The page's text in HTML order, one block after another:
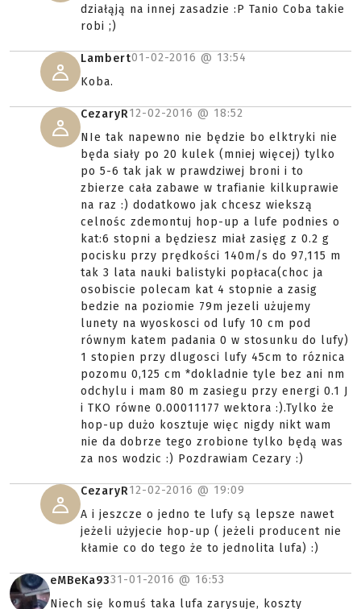
działąją na innej zasadzie :P Tanio Coba takie
robi ;)
Lambert01-02-2016 @ 13:54
Koba.
CezaryR12-02-2016 @ 18:52
NIe tak napewno nie będzie bo elktryki nie
będa siały po 20 kulek (mniej więcej) tylko
po 5-6 tak jak w prawdziwej broni i to
zbierze cała zabawe w trafianie kilkuprawie
na raz :) dodatkowo jak chcesz wiekszą
celnośc zdemontuj hop-up a lufe podnies o
kat:6 stopni a będziesz miał zasięg z 0.2 g
pocisku przy prędkości 140m/s do 97,115 m
tak 3 lata nauki balistyki popłaca(choc ja
osobiscie polecam kat 4 stopnie a zasig
bedzie na poziomie 79m jezeli użujemy
lunety na wyoskosci od lufy 10 cm pod
równym katem padania 0 w stosunku do lufy)
1 stopien przy dlugosci lufy 45cm to róznica
pozomu 0,125 cm *dokladnie tyle bez ani nm
odchylu i mam 80 m zasiegu przy energi 0.1 J
i TKO równe 0.00011177 wektora :).Tylko że
hop-up dużo kosztuje więc nigdy nikt wam
nie da dobrze tego zrobione tylko będą was
za nos wodzic :) Pozdrawiam Cezary :)
CezaryR12-02-2016 @ 19:09
A i jeszcze o jedno te lufy są lepsze nawet
jeżeli użyjecie hop-up ( jeżeli producent nie
kłamie co do tego że to jednolita lufa) :)
eMBeKa9331-01-2016 @ 16:53
Niech się komuś taka lufa zarysuje, koszty